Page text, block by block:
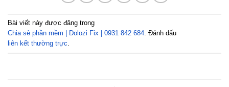
Bài viết này được đăng trong
Chia sẻ phần mềm | Dolozi Fix | 0931 842 684. Đánh dấu
liên kết thường trực.